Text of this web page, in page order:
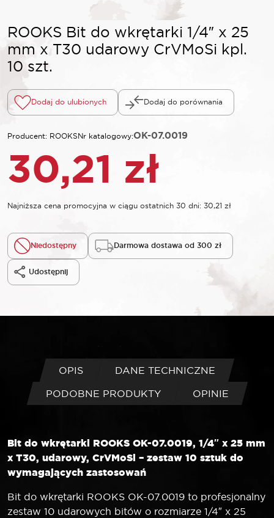
ROOKS Bit do wkrętarki 1/4″ x 25
mm x T30 udarowy CrVMoSi kpl.
10 szt.
Dodaj do ulubionych Dodaj do porównania
Producent: ROOKSNr katalogowy:OK-07.0019
30,21 zł
Najniższa cena promocyjna w ciągu ostatnich 30 dni: 30,21 zł
Niedostępny Darmowa dostawa od 300 zł
Udostępnij
OPIS
DANE TECHNICZNE
PODOBNE PRODUKTY
OPINIE
Bit do wkrętarki ROOKS OK-07.0019, 1/4″ x 25 mm
x T30, udarowy, CrVMoSi – zestaw 10 sztuk do
wymagających zastosowań
Bit do wkrętarki ROOKS OK-07.0019 to profesjonalny
zestaw 10 udarowych bitów o rozmiarze 1/4″ x 25